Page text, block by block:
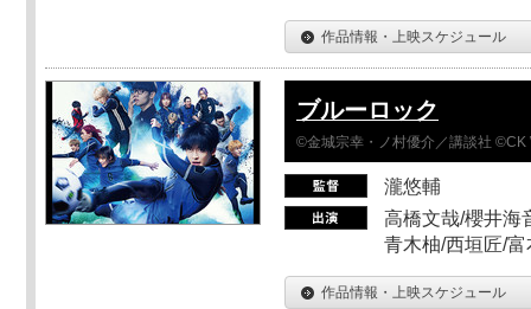
作品情報・上映スケジュール
ブルーロック
©金城宗幸・ノ村優介／講談社 ©CK
瀧悠輔
高橋文哉/櫻井海
青木柚/西垣匠/
作品情報・上映スケジュール